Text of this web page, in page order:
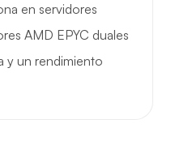
en servidores
AMD EPYC duales
y un rendimiento